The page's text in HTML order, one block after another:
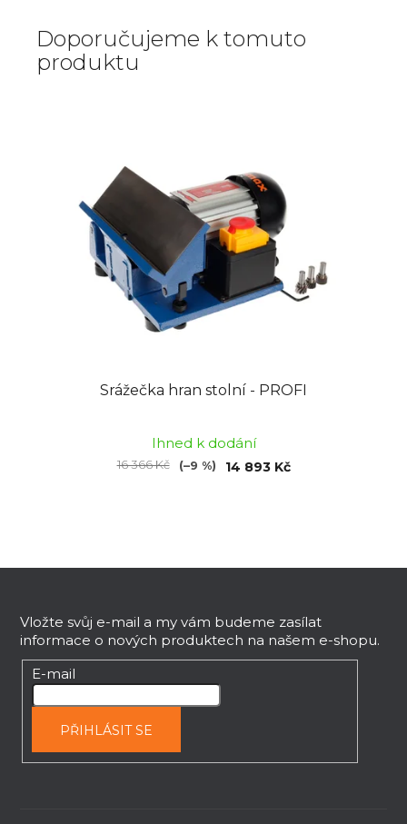
Doporučujeme k tomuto
produktu
Srážečka hran stolní - PROFI
Ihned k dodání
14 893 Kč
16 366 Kč (–9 %)
Vložte svůj e-mail a my vám budeme zasílat
informace o nových produktech na našem e-shopu.
E-mail
PŘIHLÁSIT SE